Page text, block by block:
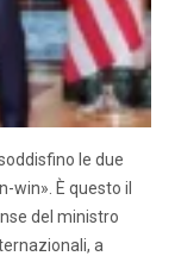
le due
win». È questo il
del ministro
a